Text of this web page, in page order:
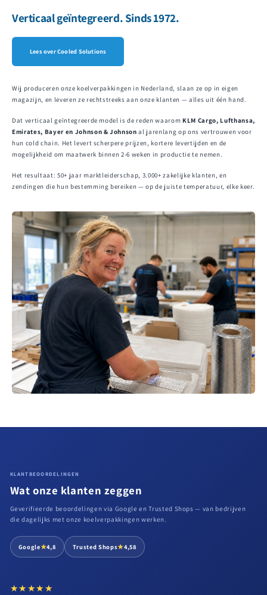
Verticaal geïntegreerd. Sinds 1972.
Lees over Cooled Solutions
Wij produceren onze koelverpakkingen in Nederland, slaan ze op in eigen
magazijn, en leveren ze rechtstreeks aan onze klanten — alles uit één hand.
Dat verticaal geïntegreerde model is de reden waarom KLM Cargo, Lufthansa,
Emirates, Bayer en Johnson & Johnson al jarenlang op ons vertrouwen voor
hun cold chain. Het levert scherpere prijzen, kortere levertijden en de
mogelijkheid om maatwerk binnen 2-6 weken in productie te nemen.
Het resultaat: 50+ jaar marktleiderschap, 3.000+ zakelijke klanten, en
zendingen die hun bestemming bereiken — op de juiste temperatuur, elke keer.
KLANTBEOORDELINGEN
Wat onze klanten zeggen
Geverifieerde beoordelingen via Google en Trusted Shops — van bedrijven
die dagelijks met onze koelverpakkingen werken.
Google★4,8 Trusted Shops★4,58
★★★★★
★★★★★